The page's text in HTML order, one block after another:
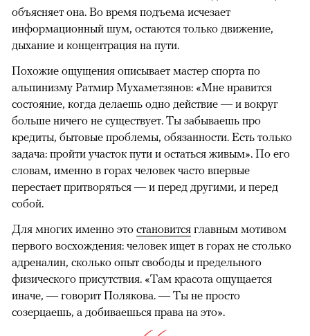
объясняет она. Во время подъема исчезает
информационный шум, остаются только движение,
дыхание и концентрация на пути.
Похожие ощущения описывает мастер спорта по
альпинизму Ратмир Мухаметзянов: «Мне нравится
состояние, когда делаешь одно действие — и вокруг
больше ничего не существует. Ты забываешь про
кредиты, бытовые проблемы, обязанности. Есть только
задача: пройти участок пути и остаться живым». По его
словам, именно в горах человек часто впервые
перестает притворяться — и перед другими, и перед
собой.
Для многих именно это становится главным мотивом
первого восхождения: человек ищет в горах не столько
адреналин, сколько опыт свободы и предельного
физического присутствия. «Там красота ощущается
иначе, — говорит Полякова. — Ты не просто
созерцаешь, а добиваешься права на это».